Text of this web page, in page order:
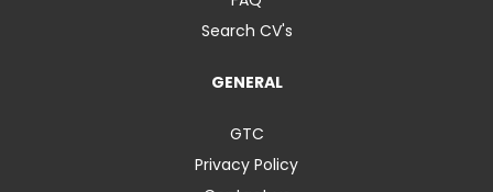
Search CV's
GENERAL
GTC
Privacy Policy